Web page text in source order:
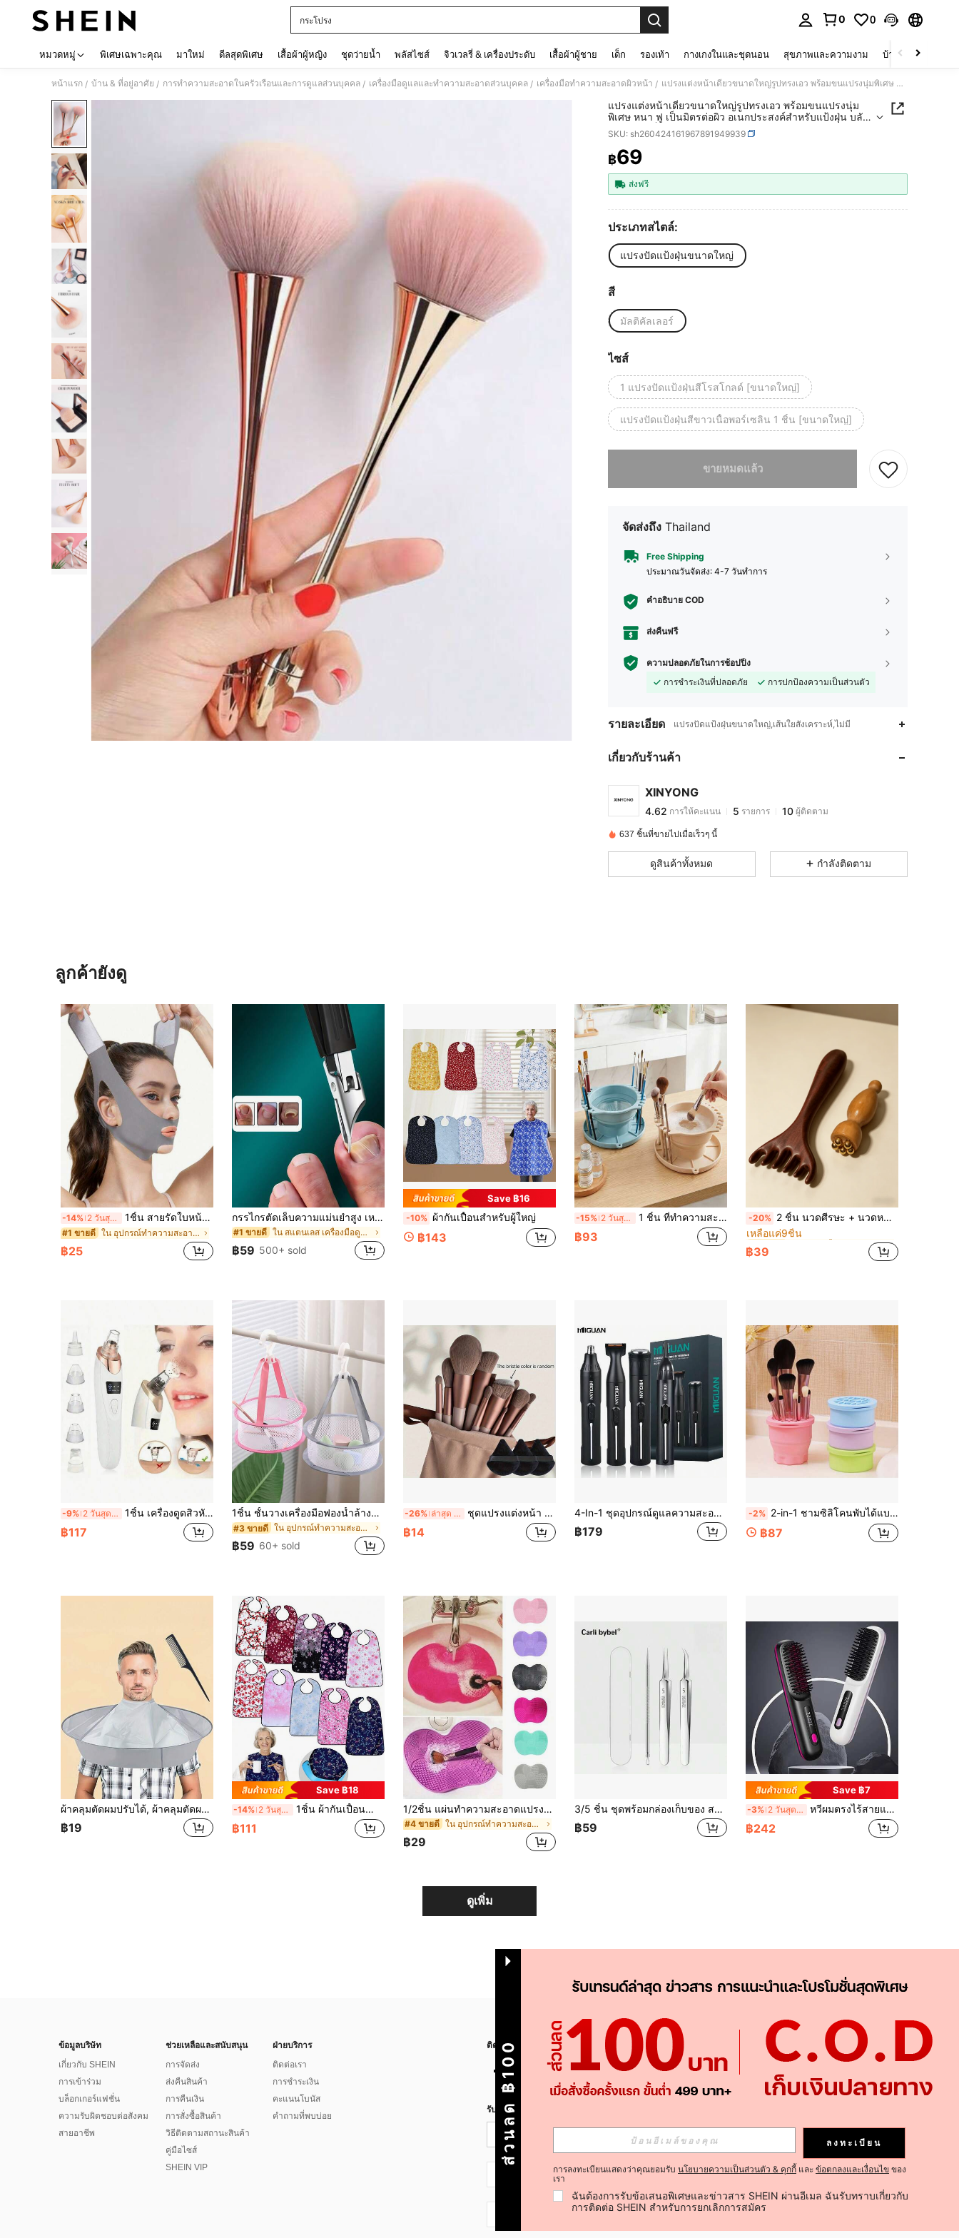
กระโปรง
0 0
หมวดหมู่ พิเศษเฉพาะคุณ มาใหม่ ดีลสุดพิเศษ เสื้อผ้าผู้หญิง ชุดว่ายน้ำ พลัสไซส์ จิวเวลรี่ & เครื่องประดับ เสื้อผ้าผู้ชาย เด็ก รองเท้า กางเกงในและชุดนอน สุขภาพและความงาม บ้านและที่อยู่อาศัย
หน้าแรก / บ้าน & ที่อยู่อาศัย / การทำความสะอาดในครัวเรือนและการดูแลส่วนบุคคล / เครื่องมือดูแลและทำความสะอาดส่วนบุคคล / เครื่องมือทำความสะอาดผิวหน้า / แปรงแต่งหน้าเดี่ยวขนาดใหญ่รูปทรงเอว พร้อมขนแปรงนุ่มพิเศษ หนา ฟู เป็นมิตรต่อผิว อเนกประสงค์สำหรับแป้งฝุ่น บลัชออน แป้งเซ็ต ไฮไลท์ และการคอนทัวร์ใบหน้า แปรงแต่งหน้าทนทานและทำความสะอาดง่าย
แปรงแต่งหน้าเดี่ยวขนาดใหญ่รูปทรงเอว พร้อมขนแปรงนุ่ม
พิเศษ หนา ฟู เป็นมิตรต่อผิว อเนกประสงค์สำหรับแป้งฝุ่น บลัช
ออน แป้งเซ็ต ไฮไลท์ และการคอนทัวร์ใบหน้า แปรงแต่งหน้า
ทนทานและทำความสะอาดง่าย
SKU: sh260424161967891949939
PRICE AND AVAILABILITY
฿69
ส่งฟรี
ประเภทสไตล์:
แปรงปัดแป้งฝุ่นขนาดใหญ่
สี
มัลติคัลเลอร์
ไซส์
1 แปรงปัดแป้งฝุ่นสีโรสโกลด์ [ขนาดใหญ่]
แปรงปัดแป้งฝุ่นสีขาวเนื้อพอร์เซลิน 1 ชิ้น [ขนาดใหญ่]
ขายหมดแล้ว
จัดส่งถึง Thailand
Free Shipping
ประมาณวันจัดส่ง: 4-7 วันทำการ
คำอธิบาย COD
ส่งคืนฟรี
ความปลอดภัยในการช้อปปิ้ง
การชำระเงินที่ปลอดภัย
การปกป้องความเป็นส่วนตัว
รายละเอียด แปรงปัดแป้งฝุ่นขนาดใหญ่,เส้นใยสังเคราะห์,ไม่มี
เกี่ยวกับร้านค้า
XINYONG
4.62
10
4.62
ا***بตาม1 วันที่ผ่านมา
4.62
4.62
637 ชิ้นที่ขายไปเมื่อเร็วๆ นี้
ดูสินค้าทั้งหมด กำลังติดตาม
ลูกค้ายังดู
-14% 2 วันสุดท้าย 1ชิ้น สายรัดใบหน้าดีไซน์หูแมวสำหรับผู้หญิง ผ้าที่นุ่มและระบายอากาศได้ดี สายรัดใบหน้าสำหรับนอนหลับ อุปกรณ์เสริมความงามสำหรับใช้ในบ้านและชีวิตประจำวัน มีให้เลือกหลายสี
#1 ขายดี ใน อุปกรณ์ทำความสะอาดส่วนบุคคลระดับพรีเมียม สินค้า
฿25
กรรไกรตัดเล็บความแม่นยำสูง เหมาะสำหรับเล็บหนาและเล็บฝัง ทำจากสแตนเลสคุณภาพดี มีด้ามจับนุ่มและใบมีดคมมากทำมุม 25 องศา กรรไกรตัดเล็บหนาสำหรับผู้สูงอายุ มีฟังก์ชันกันกระเด็น สำหรับผู้สูงอายุ
#1 ขายดี ใน สแตนเลส เครื่องมือดูแลเท้าและมือ
฿59 500+ sold
Save ฿16
-10% ผ้ากันเปื้อนสำหรับผู้ใหญ่
฿143
-15% 2 วันสุดท้าย 1 ชิ้น ที่ทำความสะอาดแปรงแต่งหน้าซิลิโคนพับได้, ชั้นวางสำหรับตากแห้งและถาดเก็บของ, ที่วางแปรง, แผ่นรองล้างแปรงแบบพกพาพร้อมฐานมีพื้นผิว, เหมาะสำหรับแปรง, พัฟแป้งและฟองน้ำ, การจัดระเบียบแปรงแต่งหน้า, ของขวัญเดินทางสำหรับแฟน, ของขวัญอีสเตอร์
฿93
-20% 2 ชิ้น นวดศีรษะ + นวดหน้า, หวีนวดศีรษะ, นวดหน้า, อุปกรณ์ยกกระชับและผ่อนคลายคอ, แปรงนวดไหล่และคอ, หวีบำบัดนวด, เครื่องมือนวด, เหมาะสำหรับบรรเทาความเครียด, การเดินทาง, กิจกรรมกลางแจ้ง, การออกกำลังกาย, สำนักงาน, โรงเรียน, กิ๊บติดผม, เครื่องมือดูแลเส้นผม
#9 ขายดี ใน ตัดผม, น้ำมันอบ และอุปกรณ์เสริม
เหลือแค่9ชิ้น
#9 ขายดี
เหลือแค่9ชิ้น
#9 ขายดี
เหลือแค่9ชิ้น
#9 ขายดี ใน ตัดผม, น้ำมันอบ และอุปกรณ์เสริม
฿39
-9% 2 วันสุดท้าย 1ชิ้น เครื่องดูดสิวหัวดำสำหรับผู้หญิง, เครื่องดูดสิวหัวดำ 3 ระดับ, เครื่องดูดสิวหัวดำ - ชุดทำความสะอาดรูขุมขนบนใบหน้าสำหรับผู้ใหญ่แบบชาร์จ USB, เครื่องมือทำความสะอาดอเนกประสงค์, มาพร้อมคำแนะนำในการทำความสะอาด
฿117
1ชิ้น ชั้นวางเครื่องมือฟองน้ำล้างแปรงแต่งหน้าสำหรับผู้หญิง, ถุงตาข่ายตากฟองน้ำแต่งหน้าขนาดเล็กพับได้, ใช้ในบ้าน
#3 ขายดี ใน อุปกรณ์ทำความสะอาดและเป่าแปรงแต่งหน้า
฿59 60+ sold
-26% ล่าสุด 6 ชม ชุดแปรงแต่งหน้า 15 ชิ้น, แปรงแต่งหน้าขนอ่อน ชุดเต็ม, รวมถึงแปรงแป้ง, แปรงไฮไลท์, แปรงปัดแก้ม, แปรงอายแชโดว์ และอื่นๆ. ขนแปรงหนาและนุ่ม, เป็นมิตรต่อผิวและไม่ระคายเคือง, ดูดซับแป้งได้อย่างสม่ำเสมอ, จัดการรองพื้น, แต่งตา และขั้นตอนการคอนทัวร์ได้อย่างง่ายดาย.
฿14
4-In-1 ชุดอุปกรณ์ดูแลความสะอาดสำหรับมืออาชีพ, เครื่องเล็มขนจมูกและหูแบบชาร์จ USB, มีดโกนหนวดและคิ้ว, เครื่องมือดูแลส่วนตัวสำหรับผู้ชาย ความจุแบตเตอรี่ 500mAh
฿179
-2% 2-in-1 ชามซิลิโคนพับได้แบบพกพาสำหรับล้างแปรงแต่งหน้า, ถ้วยล้างแปรงแต่งหน้าพร้อมชั้นวางสำหรับตากแห้ง, เครื่องมือทำความสะอาดความงาม
฿87
ผ้าคลุมตัดผมปรับได้, ผ้าคลุมตัดผมทรงร่มพับได้, เหมาะสำหรับร้านเสริมสวยและใช้ในบ้านสำหรับผู้ใหญ่ทั้งสองเพศ
฿19
Save ฿18
-14% 2 วันสุดท้าย 1ชิ้น ผ้ากันเปื้อนสำหรับผู้ใหญ่สำหรับผู้หญิง, ผ้าคลุมป้องกันอาหาร, ซักและเช็ดทำความสะอาดได้, ผ้ากันเปื้อนสำหรับให้อาหารผู้ใหญ่แบบติดกระดุม, ผ้าคลุมป้องกันเสื้อผ้า
฿111
1/2ชิ้น แผ่นทำความสะอาดแปรงแต่งหน้าซิลิโคนพร้อมถ้วยดูด เครื่องมือทำความสะอาดแปรงแต่งหน้าแบบพกพา แผ่นทำความสะอาดแปรงแต่งหน้าซิลิโคนรูปแอปเปิ้ล เหมาะสำหรับแปรงแต่งหน้า ฟองน้ำแต่งหน้า พัฟแป้ง
#4 ขายดี ใน อุปกรณ์ทำความสะอาดและเป่าแปรงแต่งหน้า
฿29
3/5 ชิ้น ชุดพร้อมกล่องเก็บของ สแตนเลส ที่กดสิวหัวดำ ชุดเครื่องมือกำจัดสิวหัวดำ, ที่กดสิวหัวดำแบบแม่นยำสำหรับใช้ในร้านเสริมสวย
฿59
Save ฿7
-3% 2 วันสุดท้าย หวีผมตรงไร้สายแบบพกพา, 3 ระดับอุณหภูมิ, ทำความร้อนเร็ว, อุณหภูมิคงที่และออกแบบป้องกันการลวก, หน้าจอแสดงผลดิจิทัล LED อัจฉริยะ, ชาร์จ USB, พกพาได้, เหมาะสำหรับใช้ที่บ้านและเดินทาง, ของขวัญที่เหมาะสำหรับผู้หญิง
฿242
ดูเพิ่ม
ข้อมูลบริษัท
เกี่ยวกับ SHEIN
การเข้าร่วม
บล็อกเกอร์แฟชั่น
ความรับผิดชอบต่อสังคม
สายอาชีพ
ช่วยเหลือและสนับสนุน
การจัดส่ง
ส่งคืนสินค้า
การคืนเงิน
การสั่งซื้อสินค้า
วิธีติดตามสถานะสินค้า
คู่มือไซส์
SHEIN VIP
ฝ่ายบริการ
ติดต่อเรา
การชำระเงิน
คะแนนโบนัส
คำถามที่พบบ่อย
ติดตามเรา
รับข่าวสาร SHEIN
ติดตาม
ส่วนลด ฿100 ลงทะเบียน
การลงทะเบียนแสดงว่าคุณยอมรับ นโยบายความเป็นส่วนตัว & คุกกี้ และ ข้อตกลงและเงื่อนไข ของ
เรา
ฉันต้องการรับข้อเสนอพิเศษและข่าวสาร SHEIN ผ่านอีเมล ฉันรับทราบเกี่ยวกับ
การติดต่อ SHEIN สำหรับการยกเลิกการสมัคร